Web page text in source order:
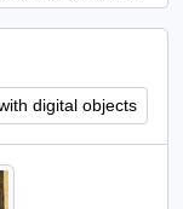
digital objects